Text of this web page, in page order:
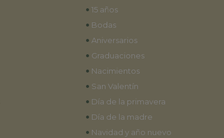
• 15 años
• Bodas
• Aniversarios
• Graduaciones
• Nacimientos
• San Valentín
• Día de la primavera
• Día de la madre
• Navidad y año nuevo